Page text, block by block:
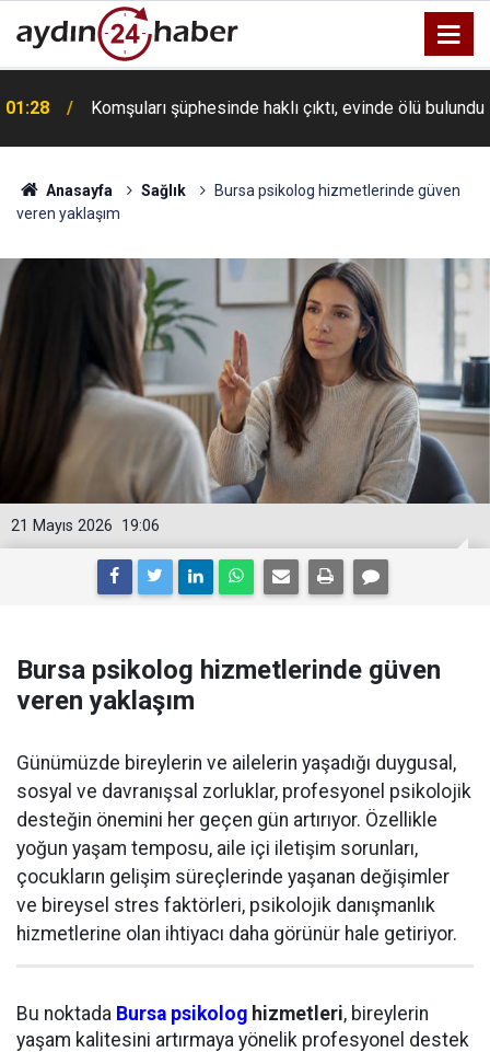
01:28 Komşuları şüphesinde haklı çıktı, evinde ölü bulundu
Anasayfa Sağlık
Bursa psikolog hizmetlerinde güven
veren yaklaşım
19:06
21 Mayıs 2026
Bursa psikolog hizmetlerinde güven
veren yaklaşım
Günümüzde bireylerin ve ailelerin yaşadığı duygusal,
sosyal ve davranışsal zorluklar, profesyonel psikolojik
desteğin önemini her geçen gün artırıyor. Özellikle
yoğun yaşam temposu, aile içi iletişim sorunları,
çocukların gelişim süreçlerinde yaşanan değişimler
ve bireysel stres faktörleri, psikolojik danışmanlık
hizmetlerine olan ihtiyacı daha görünür hale getiriyor.
Bu noktada Bursa psikolog hizmetleri, bireylerin
yaşam kalitesini artırmaya yönelik profesyonel destek